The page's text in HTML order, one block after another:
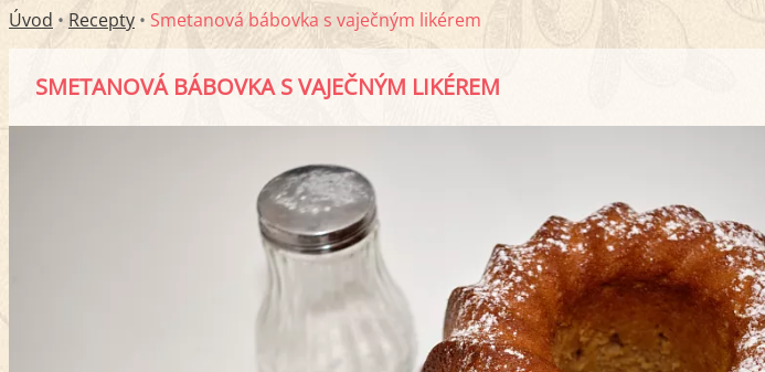
Úvod • Recepty • Smetanová bábovka s vaječným likérem
SMETANOVÁ BÁBOVKA S VAJEČNÝM LIKÉREM